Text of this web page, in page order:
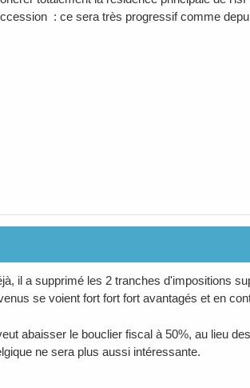
: ce sera très progressif comme
il a supprimé les 2 tranches d'impositions
se voient fort fort fort avantagés et en
abaisser le bouclier fiscal à 50%, au lieu
ne sera plus aussi intéressante.